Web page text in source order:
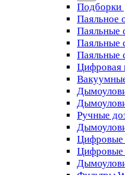
Подборки
Паяльное
Паяльные
Паяльные
Паяльные
Цифровая
Ручные
Цифровые
Цифровые